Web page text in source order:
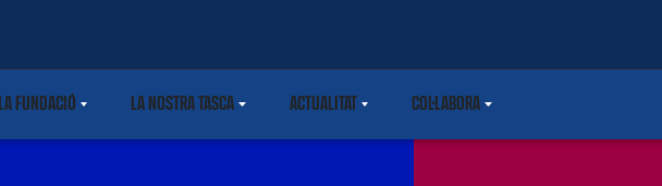
LA FUNDACIÓLABEL.SHARE.CARETDOWN
LA NOSTRA TASCALABEL.SHARE.CARETDOWN
ACTUALITATLABEL.SHARE.CARETDOWN
COL·LABORALABEL.SHARE.CARETDOWN